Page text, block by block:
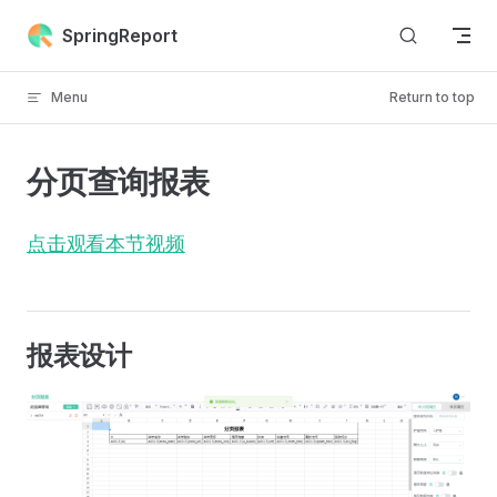
Skip to content
SpringReport
Menu Return to top
分页查询报表
点击观看本节视频
报表设计